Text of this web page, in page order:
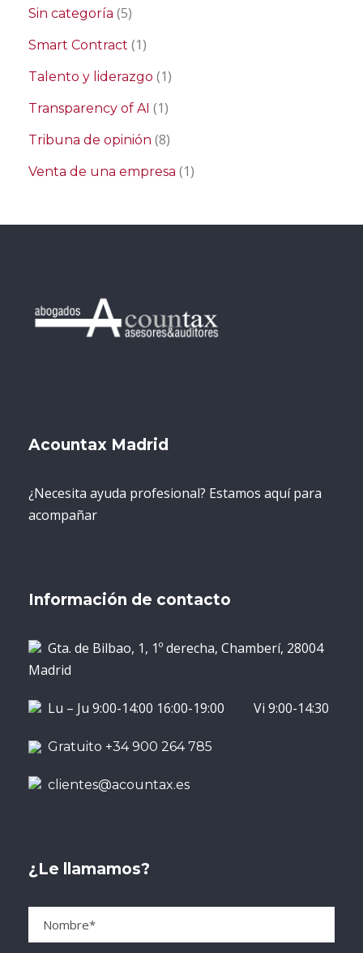
Sin categoría (5)
Smart Contract (1)
Talento y liderazgo (1)
Transparency of AI (1)
Tribuna de opinión (8)
Venta de una empresa (1)
Acountax Madrid
¿Necesita ayuda profesional? Estamos aquí para
acompañar
Información de contacto
Gta. de Bilbao, 1, 1º derecha, Chamberí, 28004
Madrid
Lu – Ju 9:00-14:00 16:00-19:00 Vi 9:00-14:30
Gratuito +34 900 264 785
clientes@acountax.es
¿Le llamamos?